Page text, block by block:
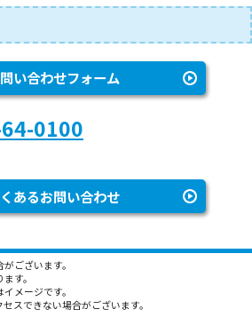
い合わせフォーム
0100
あるお問い合わせ
ございます。
す。
メージです。
スできない場合がございます。